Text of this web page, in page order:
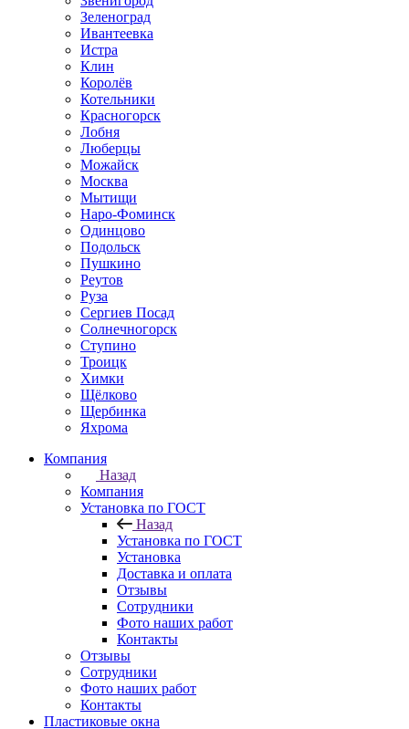
Зеленоград
Ивантеевка
Истра
Клин
Королёв
Котельники
Красногорск
Лобня
Люберцы
Можайск
Москва
Мытищи
Наро-Фоминск
Одинцово
Подольск
Пушкино
Реутов
Руза
Сергиев Посад
Солнечногорск
Ступино
Троицк
Химки
Щёлково
Щербинка
Яхрома
Компания
Назад
Компания
Установка по ГОСТ
Назад
Установка по ГОСТ
Установка
Доставка и оплата
Отзывы
Сотрудники
Фото наших работ
Контакты
Отзывы
Сотрудники
Фото наших работ
Контакты
Пластиковые окна